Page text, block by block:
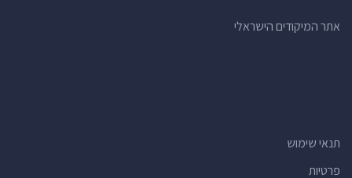
אתר המיקודים הישראלי
תנאי שימוש
פרטיות